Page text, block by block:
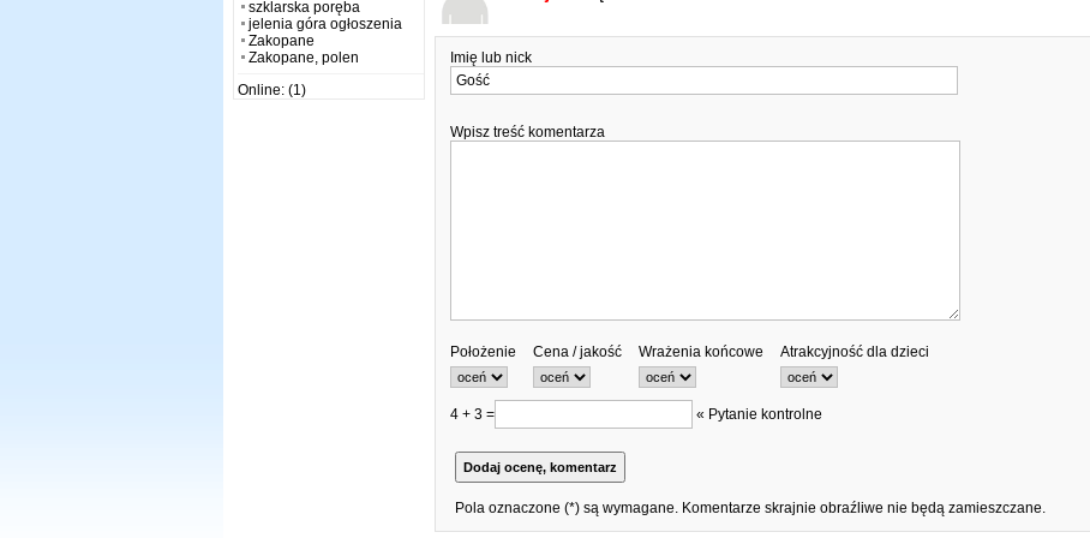
szklarska poręba
jelenia góra ogłoszenia
Zakopane
Zakopane, polen
Online: (1)
Imię lub nick
Wpisz treść komentarza
Położenie Cena / jakość Wrażenia końcowe Atrakcyjność dla dzieci
4 + 3 = « Pytanie kontrolne
Pola oznaczone (*) są wymagane. Komentarze skrajnie obraźliwe nie będą zamieszczane.